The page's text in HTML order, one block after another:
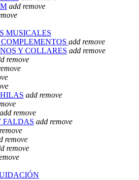
add remove
MUSICALES
add remove
Y COLLARES add remove
remove
add remove
add remove
FALDAS add remove
remove
remove
remove